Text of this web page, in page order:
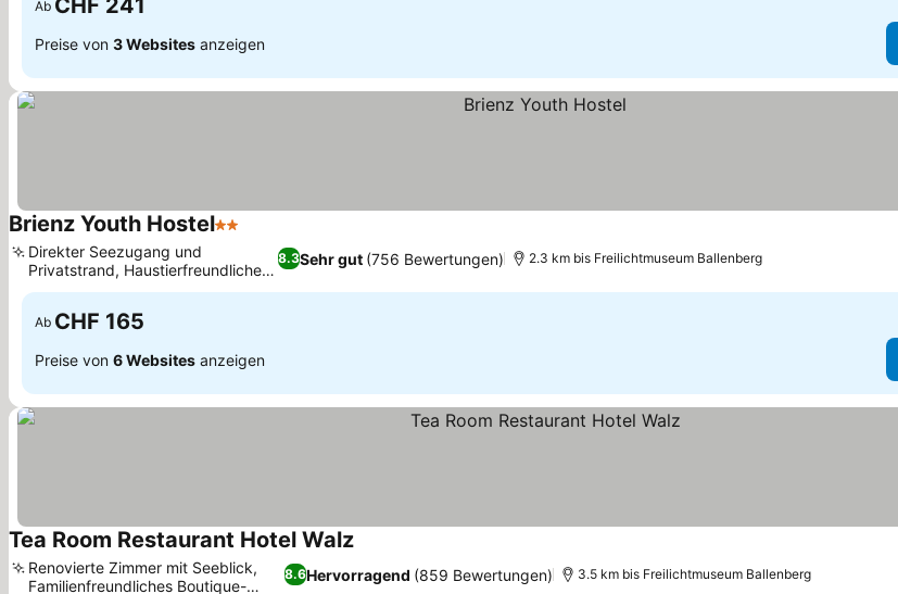
Ab CHF 241
Preise von 3 Websites anzeigen
Brienz Youth Hostel2 Sterne
8.3Sehr gut (756 Bewertungen)
Direkter Seezugang und
Privatstrand, Haustierfreundliche
Unterkunft
2.3 km bis Freilichtmuseum Ballenberg
Ab CHF 165
Preise von 6 Websites anzeigen
Tea Room Restaurant Hotel Walz
8.6Hervorragend (859 Bewertungen)
Renovierte Zimmer mit Seeblick,
Familienfreundliches Boutique-
3.5 km bis Freilichtmuseum Ballenberg